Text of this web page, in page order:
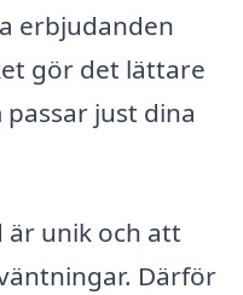
erbjudanden
gör det lättare
just dina
unik och att
Därför